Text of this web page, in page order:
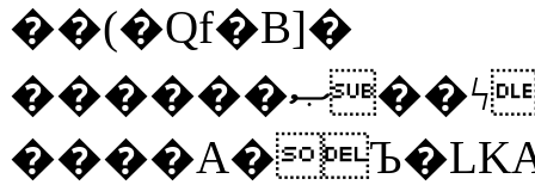
��(�Qf�B]�
������ޞ��ϟak��r��_39$�8�p���7�2�yIZ�R��x��/